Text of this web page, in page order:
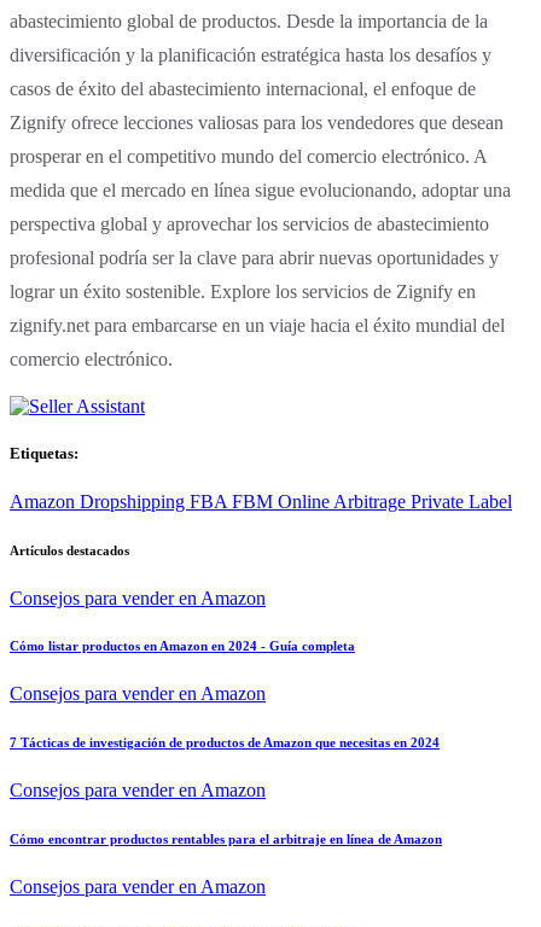
abastecimiento global de productos. Desde la importancia de la
diversificación y la planificación estratégica hasta los desafíos y
casos de éxito del abastecimiento internacional, el enfoque de
Zignify ofrece lecciones valiosas para los vendedores que desean
prosperar en el competitivo mundo del comercio electrónico. A
medida que el mercado en línea sigue evolucionando, adoptar una
perspectiva global y aprovechar los servicios de abastecimiento
profesional podría ser la clave para abrir nuevas oportunidades y
lograr un éxito sostenible. Explore los servicios de Zignify en
zignify.net para embarcarse en un viaje hacia el éxito mundial del
comercio electrónico.
Etiquetas:
Amazon Dropshipping FBA FBM Online Arbitrage Private Label
Artículos destacados
Consejos para vender en Amazon
Cómo listar productos en Amazon en 2024 - Guía completa
Consejos para vender en Amazon
7 Tácticas de investigación de productos de Amazon que necesitas en 2024
Consejos para vender en Amazon
Cómo encontrar productos rentables para el arbitraje en línea de Amazon
Consejos para vender en Amazon